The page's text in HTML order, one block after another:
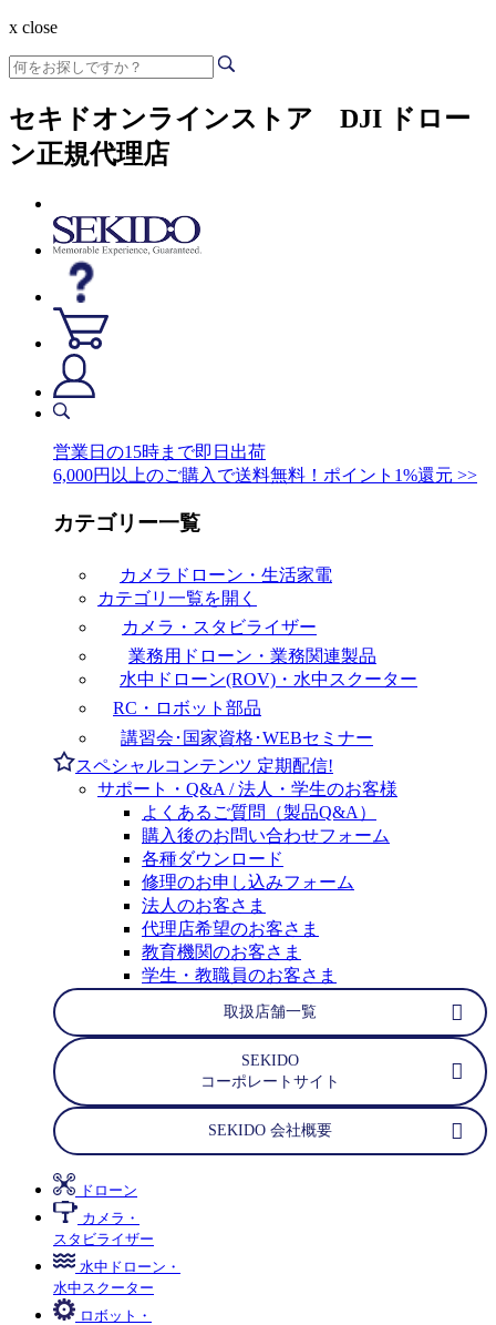
x close
セキドオンラインストア DJI ドロー
ン正規代理店
営業日の15時まで即日出荷
6,000円以上のご購入で送料無料！ポイント1%還元 >>
カテゴリー一覧
カメラドローン・生活家電
カテゴリ一覧を開く
カメラ・スタビライザー
業務用ドローン・業務関連製品
水中ドローン(ROV)・水中スクーター
RC・ロボット部品
講習会･国家資格･WEBセミナー
スペシャルコンテンツ 定期配信!
サポート・Q&A / 法人・学生のお客様
よくあるご質問（製品Q&A）
購入後のお問い合わせフォーム
各種ダウンロード
修理のお申し込みフォーム
法人のお客さま
代理店希望のお客さま
教育機関のお客さま
学生・教職員のお客さま
取扱店舗一覧
SEKIDO
コーポレートサイト
SEKIDO 会社概要
ドローン
カメラ・
スタビライザー
水中ドローン・
水中スクーター
ロボット・